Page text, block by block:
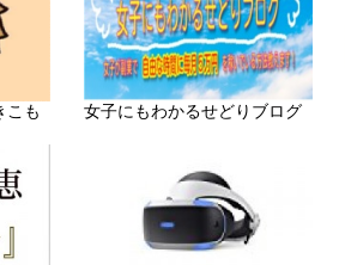
こも
女子にもわかるせどりブログ